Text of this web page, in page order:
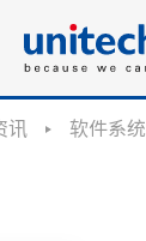
讯 软件系统